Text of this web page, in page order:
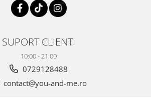
SUPORT CLIENTI
10:00 - 21:00
0729128488
contact@you-and-me.ro